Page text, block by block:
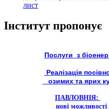
лист
Інститут пропонує
Послуги з
Реалізація
озимих та ярих
ПАВЛОВНІЯ:
нові можливості